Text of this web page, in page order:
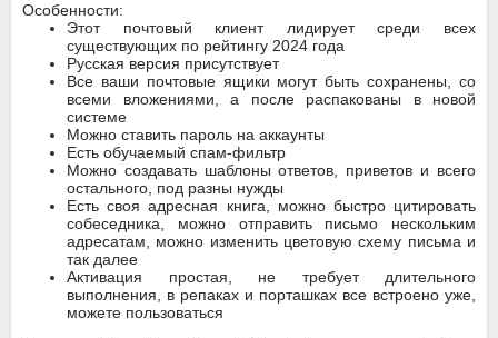
Особенности:
Этот почтовый клиент лидирует среди всех
существующих по рейтингу 2024 года
Русская версия присутствует
Все ваши почтовые ящики могут быть сохранены, со
всеми вложениями, а после распакованы в новой
системе
Можно ставить пароль на аккаунты
Есть обучаемый спам-фильтр
Можно создавать шаблоны ответов, приветов и всего
остального, под разны нужды
Есть своя адресная книга, можно быстро цитировать
собеседника, можно отправить письмо нескольким
адресатам, можно изменить цветовую схему письма и
так далее
Активация простая, не требует длительного
выполнения, в репаках и порташках все встроено уже,
можете пользоваться